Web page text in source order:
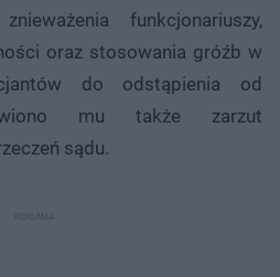
funkcjonariuszy,
oraz stosowania gróźb w
do odstąpienia od
mu także zarzut
sądu.